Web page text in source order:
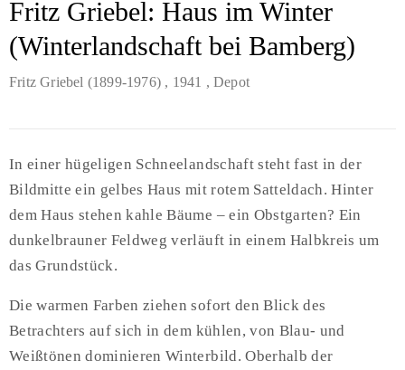
Fritz Griebel: Haus im Winter
(Winterlandschaft bei Bamberg)
Fritz Griebel (1899-1976) , 1941 , Depot
In einer hügeligen Schneelandschaft steht fast in der
Bildmitte ein gelbes Haus mit rotem Satteldach. Hinter
dem Haus stehen kahle Bäume – ein Obstgarten? Ein
dunkelbrauner Feldweg verläuft in einem Halbkreis um
das Grundstück.
Die warmen Farben ziehen sofort den Blick des
Betrachters auf sich in dem kühlen, von Blau- und
Weißtönen dominieren Winterbild. Oberhalb der